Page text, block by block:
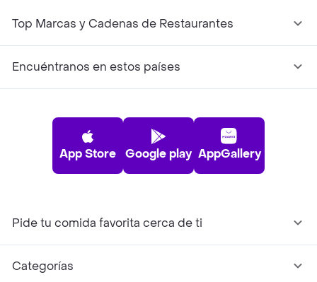
Top Marcas y Cadenas de Restaurantes
Encuéntranos en estos países
App Store Google play AppGallery
Pide tu comida favorita cerca de ti
Categorías